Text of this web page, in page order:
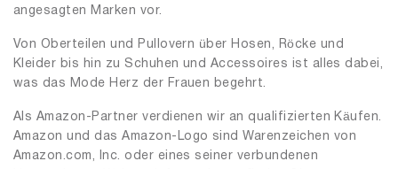
angesagten Marken vor.
Von Oberteilen und Pullovern über Hosen, Röcke und
Kleider bis hin zu Schuhen und Accessoires ist alles dabei,
was das Mode Herz der Frauen begehrt.
Als Amazon-Partner verdienen wir an qualifizierten Käufen.
Amazon und das Amazon-Logo sind Warenzeichen von
Amazon.com, Inc. oder eines seiner verbundenen